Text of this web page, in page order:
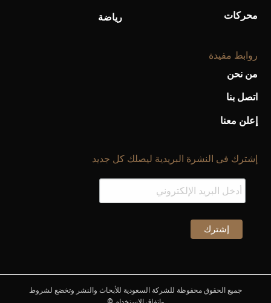
محركات رياضة
روابط مفيدة
من نحن
اتصل بنا
إعلن معنا
إشترك فى النشرة البريدية ليصلك كل جديد
جميع الحقوق محفوظة للشركة السعودية للأبحاث والنشر وتخضع لشروط